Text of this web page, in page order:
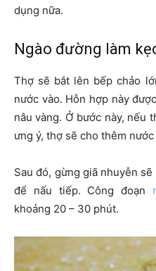
dụng nữa.
Ngào đường làm
Thợ sẽ bắt lên bếp chảo
nước vào. Hỗn hợp này
nâu vàng. Ở bước này, nếu
ưng ý, thợ sẽ cho thêm
Sau đó, gừng giã nhuyễn
để nấu tiếp. Công đoạn
khoảng 20 – 30 phút.